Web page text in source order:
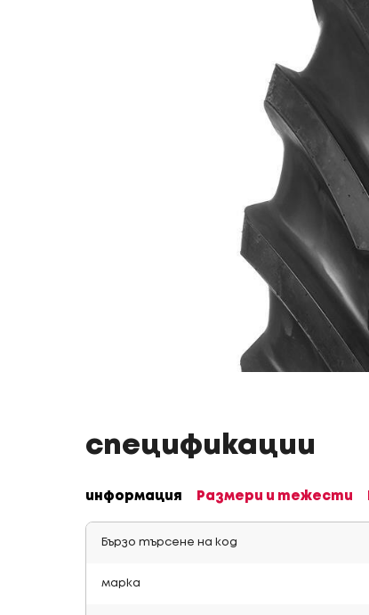
спецификации
информация Размери и тежести
Бързо търсене на код
марка